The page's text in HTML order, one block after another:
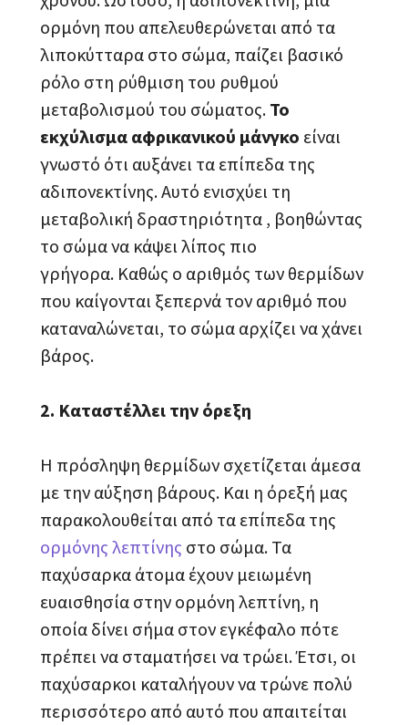
ορμόνη που απελευθερώνεται από τα
λιποκύτταρα στο σώμα, παίζει βασικό
ρόλο στη ρύθμιση του ρυθμού
μεταβολισμού του σώματος. Το
εκχύλισμα αφρικανικού μάνγκο είναι
γνωστό ότι αυξάνει τα επίπεδα της
αδιπονεκτίνης. Αυτό ενισχύει τη
μεταβολική δραστηριότητα , βοηθώντας
το σώμα να κάψει λίπος πιο
γρήγορα. Καθώς ο αριθμός των θερμίδων
που καίγονται ξεπερνά τον αριθμό που
καταναλώνεται, το σώμα αρχίζει να χάνει
βάρος.
2. Καταστέλλει την όρεξη
Η πρόσληψη θερμίδων σχετίζεται άμεσα
με την αύξηση βάρους. Και η όρεξή μας
παρακολουθείται από τα επίπεδα της
ορμόνης λεπτίνης στο σώμα. Τα
παχύσαρκα άτομα έχουν μειωμένη
ευαισθησία στην ορμόνη λεπτίνη, η
οποία δίνει σήμα στον εγκέφαλο πότε
πρέπει να σταματήσει να τρώει. Έτσι, οι
παχύσαρκοι καταλήγουν να τρώνε πολύ
περισσότερο από αυτό που απαιτείται